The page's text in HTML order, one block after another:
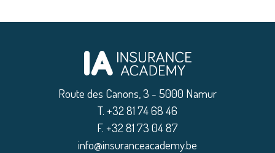
Route des Canons, 3 - 5000 Namur
|
T. +32 81 74 68 46
|
F. +32 81 73 04 87
|
info@insuranceacademy.be